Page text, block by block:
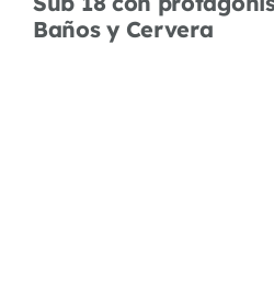
Baños y Cervera